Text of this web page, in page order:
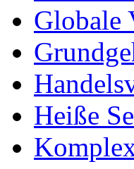
Globale
Heiße